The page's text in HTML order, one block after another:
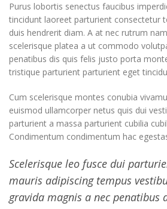
Purus lobortis senectus faucibus
tincidunt laoreet parturient consectetur
duis hendrerit diam. A at nec rutrum
scelerisque platea a ut commodo
penatibus dis quis felis justo porta
tristique parturient parturient eget
Cum scelerisque montes conubia
euismod ullamcorper netus quis dui
parturient a massa parturient cubilia
Condimentum condimentum hac
Scelerisque leo fusce dui
mauris adipiscing tempus
gravida magnis a nec penatibus